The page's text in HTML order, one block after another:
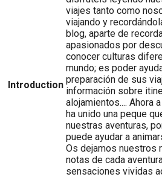
Introduction
viajes tanto como
viajando y
blog, aparte de
apasionados por
conocer culturas
mundo; es poder
preparación de sus
información sobre
alojamientos.... Ahora
ha unido una peque
nuestras aventuras,
puede ayudar a
Os dejamos nuestros
notas de cada
sensaciones vividas